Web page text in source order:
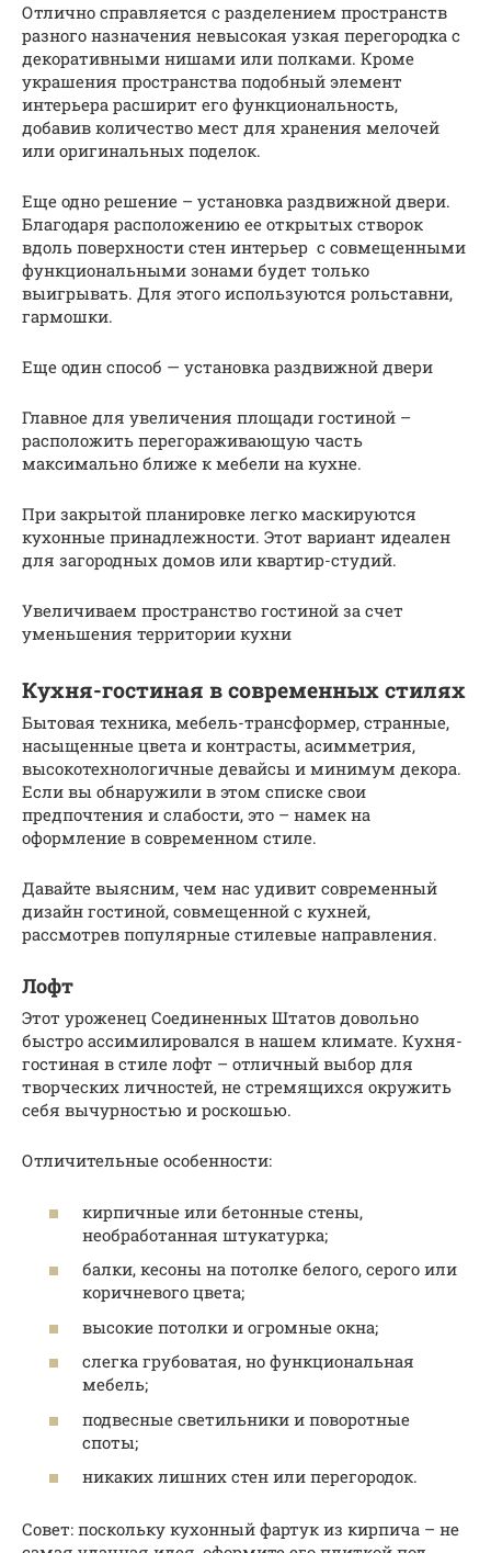
Отлично справляется с разделением пространств
разного назначения невысокая узкая перегородка с
декоративными нишами или полками. Кроме
украшения пространства подобный элемент
интерьера расширит его функциональность,
добавив количество мест для хранения мелочей
или оригинальных поделок.
Еще одно решение – установка раздвижной двери.
Благодаря расположению ее открытых створок
вдоль поверхности стен интерьер с совмещенными
функциональными зонами будет только
выигрывать. Для этого используются рольставни,
гармошки.
Еще один способ — установка раздвижной двери
Главное для увеличения площади гостиной –
расположить перегораживающую часть
максимально ближе к мебели на кухне.
При закрытой планировке легко маскируются
кухонные принадлежности. Этот вариант идеален
для загородных домов или квартир-студий.
Увеличиваем пространство гостиной за счет
уменьшения территории кухни
Кухня-гостиная в современных стилях
Бытовая техника, мебель-трансформер, странные,
насыщенные цвета и контрасты, асимметрия,
высокотехнологичные девайсы и минимум декора.
Если вы обнаружили в этом списке свои
предпочтения и слабости, это – намек на
оформление в современном стиле.
Давайте выясним, чем нас удивит современный
дизайн гостиной, совмещенной с кухней,
рассмотрев популярные стилевые направления.
Лофт
Этот уроженец Соединенных Штатов довольно
быстро ассимилировался в нашем климате. Кухня-
гостиная в стиле лофт – отличный выбор для
творческих личностей, не стремящихся окружить
себя вычурностью и роскошью.
Отличительные особенности:
кирпичные или бетонные стены,
необработанная штукатурка;
балки, кесоны на потолке белого, серого или
коричневого цвета;
высокие потолки и огромные окна;
слегка грубоватая, но функциональная
мебель;
подвесные светильники и поворотные
споты;
никаких лишних стен или перегородок.
Совет: поскольку кухонный фартук из кирпича – не